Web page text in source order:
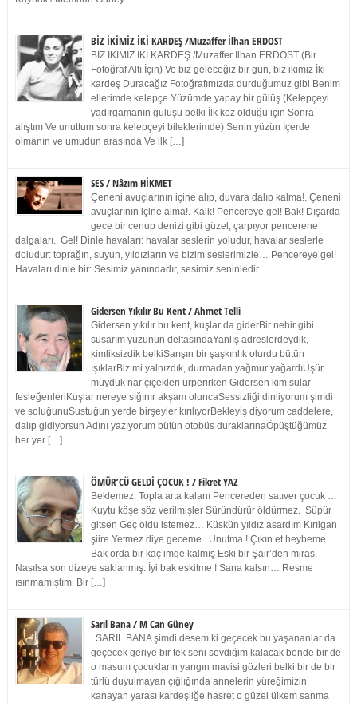
BİZ İKİMİZ İKİ KARDEŞ /Muzaffer İlhan ERDOST
BİZ İKİMİZ İKİ KARDEŞ /Muzaffer İlhan ERDOST (Bir
Fotoğraf Altı İçin) Ve biz geleceğiz bir gün, biz ikimiz İki
kardeş Duracağız Fotoğrafımızda durduğumuz gibi Benim
ellerimde kelepçe Yüzümde yapay bir gülüş (Kelepçeyi
yadırgamanın gülüşü belki İlk kez olduğu için Sonra
alıştım Ve unuttum sonra kelepçeyi bileklerimde) Senin yüzün İçerde
olmanın ve umudun arasında Ve ilk […]
SES / Nâzım HİKMET
Çeneni avuçlarının içine alıp, duvara dalıp kalma!. Çeneni
avuçlarının içine alma!. Kalk! Pencereye gel! Bak! Dışarda
gece bir cenup denizi gibi güzel, çarpıyor pencerene
dalgaları.. Gel! Dinle havaları: havalar seslerin yoludur, havalar seslerle
doludur: toprağın, suyun, yıldızların ve bizim seslerimizle… Pencereye gel!
Havaları dinle bir: Sesimiz yanındadır, sesimiz seninledir…
Gidersen Yıkılır Bu Kent / Ahmet Telli
Gidersen yıkılır bu kent, kuşlar da giderBir nehir gibi
susarım yüzünün deltasındaYanlış adreslerdeydik,
kimliksizdik belkiSarışın bir şaşkınlık olurdu bütün
ışıklarBiz mi yalnızdık, durmadan yağmur yağardıÜşür
müydük nar çiçekleri ürperirken Gidersen kim sular
fesleğenleriKuşlar nereye sığınır akşam oluncaSessizliği dinliyorum şimdi
ve soluğunuSustuğun yerde birşeyler kırılıyorBekleyiş diyorum caddelere,
dalıp gidiyorsun Adını yazıyorum bütün otobüs duraklarınaÖpüştüğümüz
her yer […]
ÖMÜR’CÜ GELDİ ÇOCUK ! / Fikret YAZ
Beklemez. Topla arta kalanı Pencereden satıver çocuk …
Kuytu köşe söz verilmişler Süründürür öldürmez. Süpür
gitsen Geç oldu istemez… Küskün yıldız asardım Kırılgan
şiire Yetmez diye geceme.. Unutma ! Çıkın et heybeme…
Bak orda bir kaç imge kalmış Eski bir Şair’den miras.
Nasılsa son dizeye saklanmış. İyi bak eskitme ! Sana kalsın… Resme
ısınmamıştım. Bir […]
Sarıl Bana / M Can Güney
SARIL BANA şimdi desem ki geçecek bu yaşananlar da
geçecek geriye bir tek seni sevdiğim kalacak bende bir de
o masum çocukların yangın mavisi gözleri belki bir de bir
türlü duyulmayan çığlığında annelerin yüreğimizin
kanayan yarası kardeşliğe hasret o güzel ülkem sanma